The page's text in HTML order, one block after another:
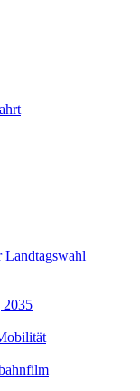
Landtagswahl
2035